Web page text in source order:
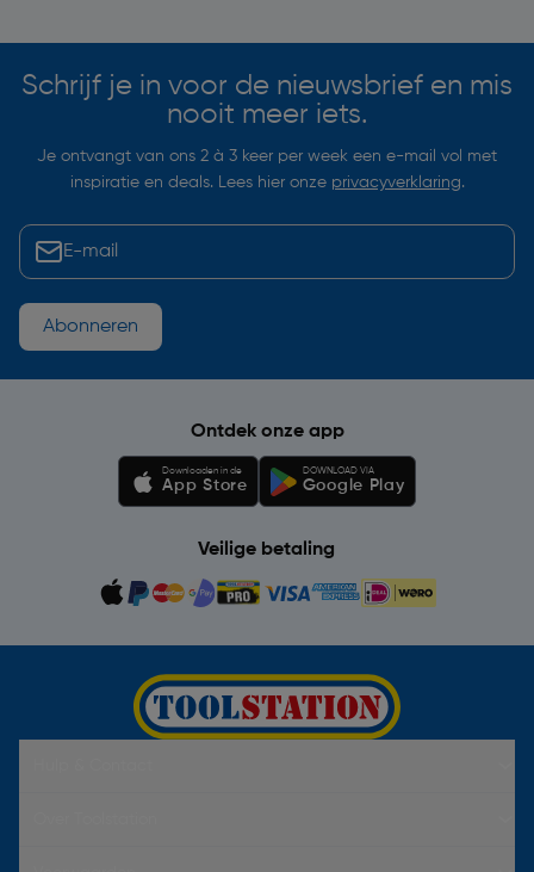
Schrijf je in voor de nieuwsbrief en mis
nooit meer iets.
Je ontvangt van ons 2 à 3 keer per week een e-mail vol met
inspiratie en deals. Lees hier onze privacyverklaring.
Abonneren
Ontdek onze app
Downloaden in de
App Store
DOWNLOAD VIA
Google Play
Veilige betaling